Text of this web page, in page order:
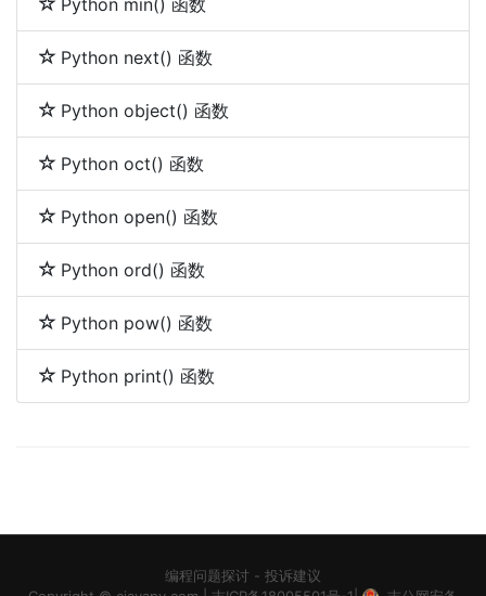
Python min() 函数
Python next() 函数
Python object() 函数
Python oct() 函数
Python open() 函数
Python ord() 函数
Python pow() 函数
Python print() 函数
编程问题探讨 - 投诉建议